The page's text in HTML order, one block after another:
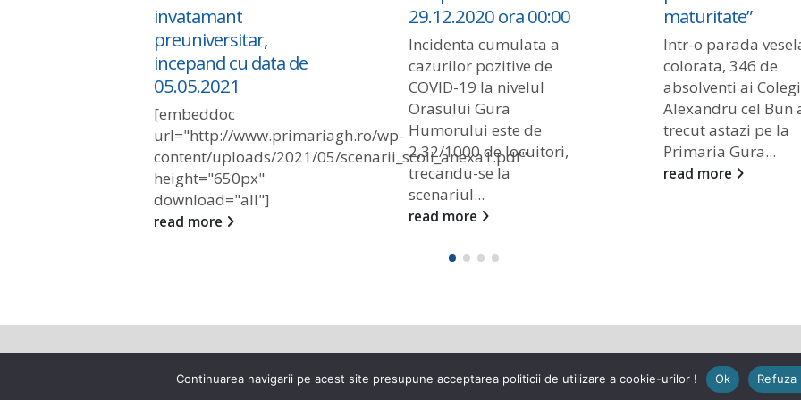
invatamant
preuniversitar,
incepand cu data de
05.05.2021
[embeddoc
url="http://www.primariagh.ro/wp-
content/uploads/2021/05/scenarii_scoli_anexa1.pdf"
height="650px"
download="all"]
read more
29.12.2020 ora 00:00
Incidenta cumulata a
cazurilor pozitive de
COVID-19 la nivelul
Orasului Gura
Humorului este de
2,32/1000 de locuitori,
trecandu-se la
scenariul...
read more
maturitate”
Intr-o parada
colorata, 346 de
absolventi ai
Alexandru cel Bun
trecut astazi pe la
Primaria Gura...
read more
Continuarea navigarii pe acest site presupune acceptarea politicii de utilizare a cookie-urilor ! Ok